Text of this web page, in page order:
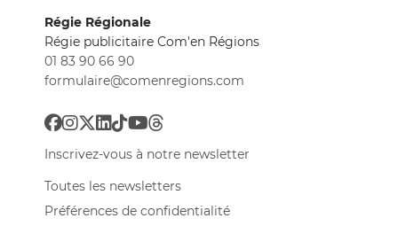
Régie Régionale
Régie publicitaire Com'en Régions
01 83 90 66 90
formulaire@comenregions.com
Inscrivez-vous à notre newsletter
Toutes les newsletters
Préférences de confidentialité